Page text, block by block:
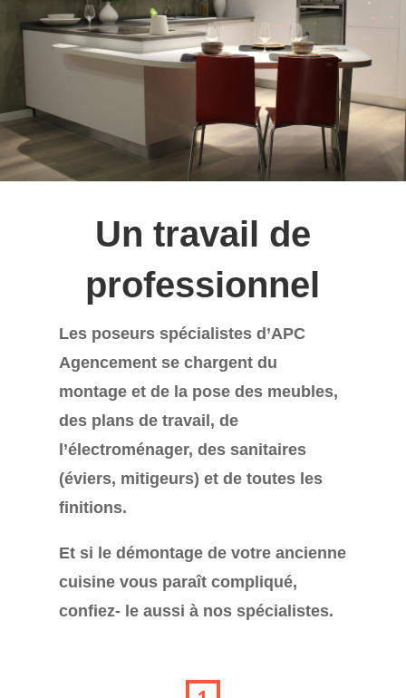
Un travail de
professionnel
Les poseurs spécialistes d’APC
Agencement se chargent du
montage et de la pose des meubles,
des plans de travail, de
l’électroménager, des sanitaires
(éviers, mitigeurs) et de toutes les
finitions.
Et si le démontage de votre ancienne
cuisine vous paraît compliqué,
confiez- le aussi à nos spécialistes.